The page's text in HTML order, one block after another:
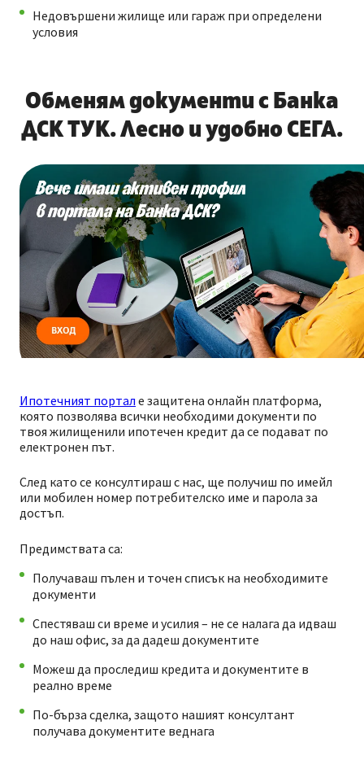
Недовършени жилище или гараж при определени
условия
Обменям документи с Банка
ДСК ТУК. Лесно и удобно СЕГА.
Ипотечният портале защитена онлайн платформа,
която позволява всички необходими документи по
твоя жилищенили ипотечен кредит да се подават по
електронен път.
След като се консултираш с нас, ще получиш по имейл
или мобилен номер потребителско име и парола за
достъп.
Предимствата са:
Получаваш пълен и точен списък на необходимите
документи
Спестяваш си време и усилия – не се налага да идваш
до наш офис, за да дадеш документите
Можеш да проследиш кредита и документите в
реално време
По-бърза сделка, защото нашият консултант
получава документите веднага